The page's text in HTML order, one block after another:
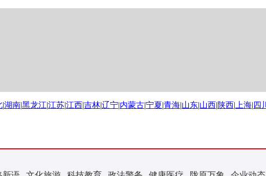
|湖南|黑龙江|江苏|江西|吉林|辽宁|内蒙古|宁夏|青海|山东|山西|陕西| 上海| 四川